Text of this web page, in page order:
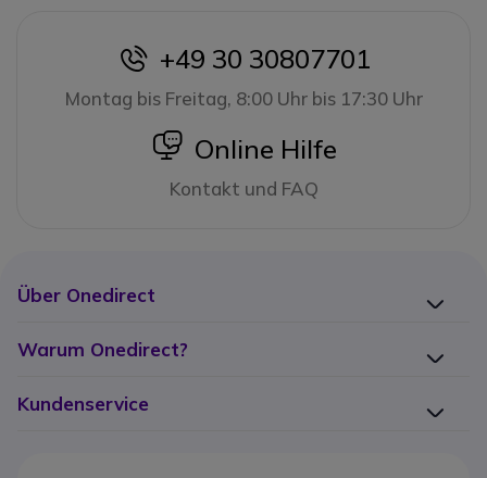
icon
+49 30 30807701
Montag bis Freitag, 8:00 Uhr bis 17:30 Uhr
icon
Online Hilfe
Kontakt und FAQ
Über Onedirect
Warum Onedirect?
Kundenservice